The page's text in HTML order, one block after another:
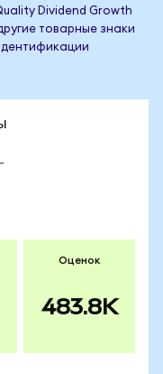
Dividend Growth
товарные знаки
Оценок
483.8K